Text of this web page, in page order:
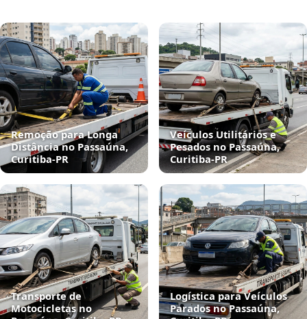
Remoção para Longa
Distância no Passaúna,
Curitiba‑PR
Veículos Utilitários e
Pesados no Passaúna,
Curitiba‑PR
Transporte de
Motocicletas no
Logística para Veículos
Parados no Passaúna,